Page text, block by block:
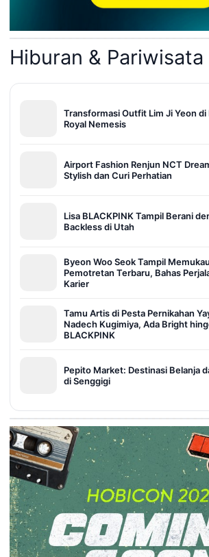
Hiburan & Pariwisata
Transformasi Outfit Lim Ji Yeon di
Royal Nemesis
Airport Fashion Renjun NCT
Stylish dan Curi Perhatian
Lisa BLACKPINK Tampil Berani
Backless di Utah
Byeon Woo Seok Tampil
Pemotretan Terbaru, Bahas
Karier
Tamu Artis di Pesta Pernikahan
Nadech Kugimiya, Ada Bright
BLACKPINK
Pepito Market: Destinasi Belanja
di Senggigi